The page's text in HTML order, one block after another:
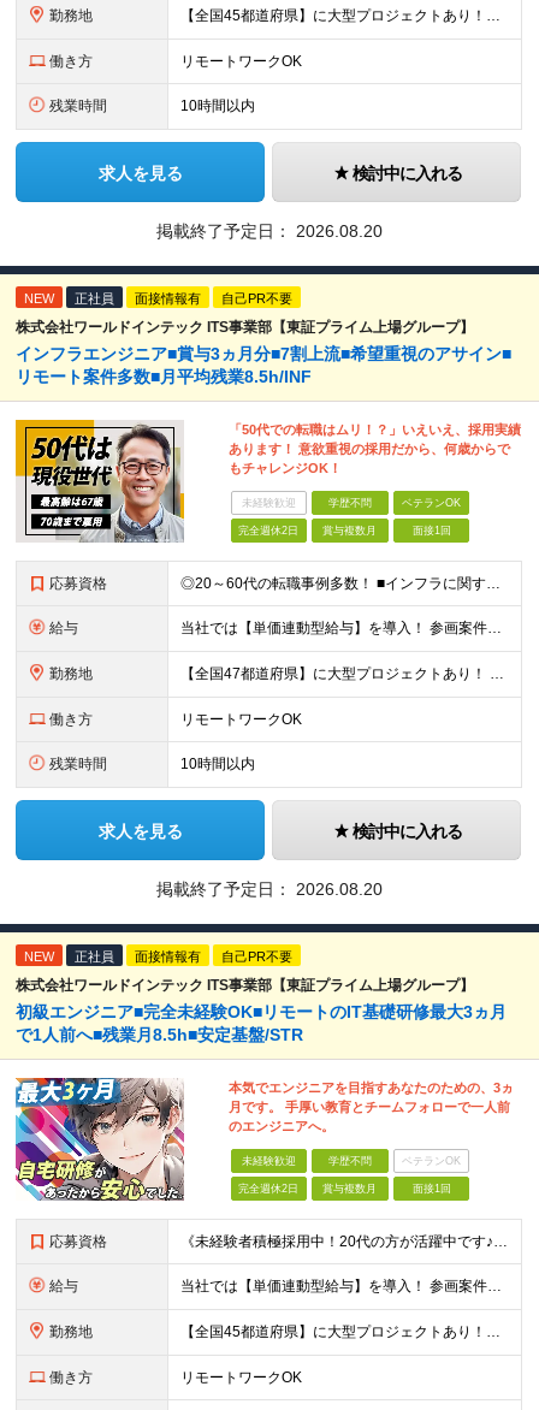
勤務地 【全国45都道府県】に大型プロジェクトあり！※ 四国・沖縄を除く 主要勤務地： 北海道/宮城県/栃木県/埼玉県/千葉県/東京都/神奈川県/愛知県/大阪府/京都府/兵庫県/広島県/福岡県/熊本県 ※勤
働き方 リモートワークOK
残業時間 10時間以内
求人を見る 検討中に入れる
掲載終了予定日： 2026.08.20
NEW 正社員 面接情報有 自己PR不要
株式会社ワールドインテック ITS事業部【東証プライム上場グループ】
インフラエンジニア■賞与3ヵ月分■7割上流■希望重視のアサイン■
リモート案件多数■月平均残業8.5h/INF
「50代での転職はムリ！？」いえいえ、採用実績
あります！ 意欲重視の採用だから、何歳からで
もチャレンジOK！
未経験歓迎 学歴不問 ベテランOK
完全週休2日 賞与複数月 面接1回
応募資格 ◎20～60代の転職事例多数！ ■インフラに関する何らかのご経験 ■学歴不問/転職回数は一切不問！
給与 当社では【単価連動型給与】を導入！ 参画案件の契約単価に連動して給与が決定。 還元率は単価の【70％～80％】と東証プライム上場グループとして高水準です！（社会保険料・教育コスト含む） ■関東：月給
勤務地 【全国47都道府県】に大型プロジェクトあり！ 主要勤務地： 北海道/宮城県/栃木県/埼玉県/千葉県/東京都/神奈川県/愛知県/大阪府/京都府/兵庫県/広島県/福岡県/熊本県 ※勤務エリアは、あなたの
働き方 リモートワークOK
残業時間 10時間以内
求人を見る 検討中に入れる
掲載終了予定日： 2026.08.20
NEW 正社員 面接情報有 自己PR不要
株式会社ワールドインテック ITS事業部【東証プライム上場グループ】
初級エンジニア■完全未経験OK■リモートのIT基礎研修最大3ヵ月
で1人前へ■残業月8.5h■安定基盤/STR
本気でエンジニアを目指すあなたのための、3ヵ
月です。 手厚い教育とチームフォローで一人前
のエンジニアへ。
未経験歓迎 学歴不問 ベテランOK
完全週休2日 賞与複数月 面接1回
応募資格 《未経験者積極採用中！20代の方が活躍中です♪》 ◎約4割が実務未経験入社！ ■学歴・職歴は一切問いません！ ■第二新卒の方もお気軽にご相談ください♪ ■入社してから数年は、転勤の可能性があります
給与 当社では【単価連動型給与】を導入！ 参画案件の契約単価に連動して給与が決定。 還元率は単価の【70％～80％】と東証プライム上場グループとして高水準です！（社会保険料・教育コスト含む） ■関東：月給
勤務地 【全国45都道府県】に大型プロジェクトあり！※ 四国・沖縄を除く 主要勤務地： 北海道/宮城県/栃木県/埼玉県/千葉県/東京都/神奈川県/愛知県/大阪府/京都府/兵庫県/広島県/福岡県/熊本県 ※勤
働き方 リモートワークOK